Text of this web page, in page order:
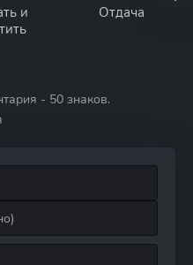
и
Отдача
- 50 знаков.